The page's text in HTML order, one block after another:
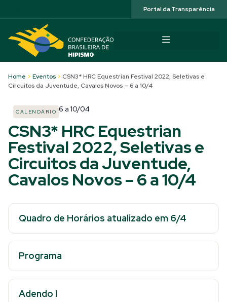
Portal da Transparência
Home > Eventos > CSN3* HRC Equestrian Festival 2022, Seletivas e
Circuitos da Juventude, Cavalos Novos – 6 a 10/4
CALENDÁRIO 6 a 10/04
CSN3* HRC Equestrian
Festival 2022, Seletivas e
Circuitos da Juventude,
Cavalos Novos – 6 a 10/4
Quadro de Horários atualizado em 6/4
Programa
Adendo I